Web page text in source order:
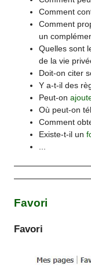
Comment
Comment
un
Quelles sont
de la vie
Doit-on citer
Y a-t-il des
Peut-on
Où peut-on
Comment
Existe-t-il un
Favori
Favori